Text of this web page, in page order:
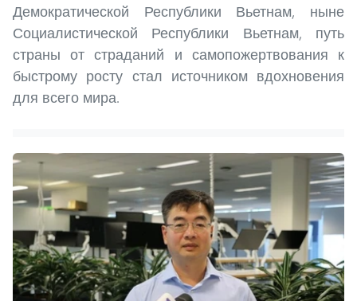
Демократической Республики Вьетнам, ныне
Социалистической Республики Вьетнам, путь
страны от страданий и самопожертвования к
быстрому росту стал источником вдохновения
для всего мира.